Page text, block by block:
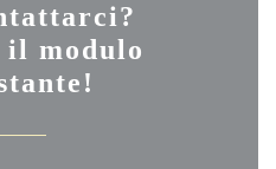
il modulo